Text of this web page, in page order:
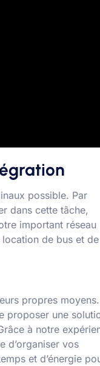
possible. Par
dans cette tâche,
important réseau
de bus et de
propres
proposer une
à notre
d’organiser vos
et d’énergie